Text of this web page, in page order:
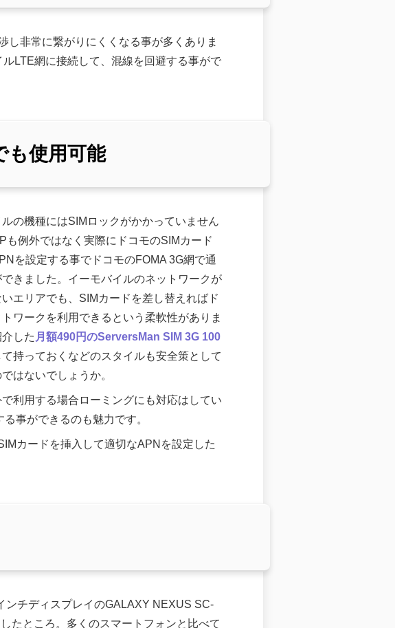
非常に繋がりにくくなる事が多くありま
LTE網に接続して、混線を回避する事がで
も使用可能
の機種にはSIMロックがかかっていません
も例外ではなく実際にドコモのSIMカード
を設定する事でドコモのFOMA 3G網で通
きました。イーモバイルのネットワークが
エリアでも、SIMカードを差し替えればド
ワークを利用できるという柔軟性がありま
した 月額490円のServersMan SIM 3G 100
持っておくなどのスタイルも安全策として
はないでしょうか。
で利用する場合ローミングにも対応はしてい
事ができるのも魅力です。
カードを挿入して適切なAPNを設定した
ンチディスプレイのGALAXY NEXUS SC-
たところ。多くのスマートフォンと比べて